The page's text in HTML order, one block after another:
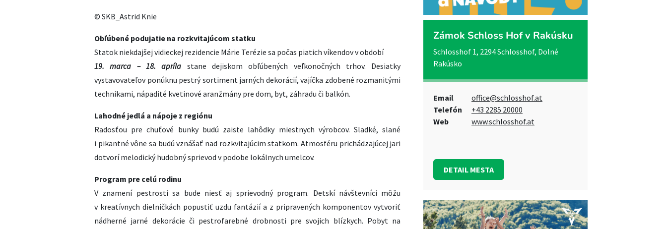
© SKB_Astrid Knie
Obľúbené podujatie na rozkvitajúcom statku
Statok niekdajšej vidieckej rezidencie Márie Terézie sa počas piatich víkendov v období
19. marca – 18. apríla stane dejiskom obľúbených veľkonočných trhov. Desiatky
vystavovateľov ponúknu pestrý sortiment jarných dekorácií, vajíčka zdobené rozmanitými
technikami, nápadité kvetinové aranžmány pre dom, byt, záhradu či balkón.
Lahodné jedlá a nápoje z regiónu
Radosťou pre chuťové bunky budú zaiste lahôdky miestnych výrobcov. Sladké, slané
i pikantné vône sa budú vznášať nad rozkvitajúcim statkom. Atmosféru prichádzajúcej jari
dotvorí melodický hudobný sprievod v podobe lokálnych umelcov.
Program pre celú rodinu
V znamení pestrosti sa bude niesť aj sprievodný program. Detskí návštevníci môžu
v kreatívnych dielničkách popustiť uzdu fantázií a z pripravených komponentov vytvoriť
nádherné jarné dekorácie či pestrofarebné drobnosti pre svojich blízkych. Pobyt na
Zámok Schloss Hof v Rakúsku
Schlosshof 1, 2294 Schlosshof, Dolné
Rakúsko
Email
office@schlosshof.at
Telefón
+43 2285 20000
Web
www.schlosshof.at
DETAIL MESTA